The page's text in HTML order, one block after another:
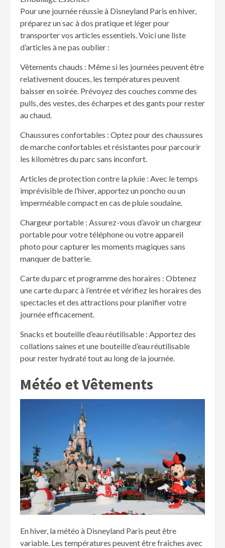
Pour une journée réussie à Disneyland Paris en hiver,
préparez un sac à dos pratique et léger pour
transporter vos articles essentiels. Voici une liste
d’articles à ne pas oublier :
Vêtements chauds : Même si les journées peuvent être
relativement douces, les températures peuvent
baisser en soirée. Prévoyez des couches comme des
pulls, des vestes, des écharpes et des gants pour rester
au chaud.
Chaussures confortables : Optez pour des chaussures
de marche confortables et résistantes pour parcourir
les kilomètres du parc sans inconfort.
Articles de protection contre la pluie : Avec le temps
imprévisible de l’hiver, apportez un poncho ou un
imperméable compact en cas de pluie soudaine.
Chargeur portable : Assurez-vous d’avoir un chargeur
portable pour votre téléphone ou votre appareil
photo pour capturer les moments magiques sans
manquer de batterie.
Carte du parc et programme des horaires : Obtenez
une carte du parc à l’entrée et vérifiez les horaires des
spectacles et des attractions pour planifier votre
journée efficacement.
Snacks et bouteille d’eau réutilisable : Apportez des
collations saines et une bouteille d’eau réutilisable
pour rester hydraté tout au long de la journée.
Météo et Vêtements
En hiver, la météo à Disneyland Paris peut être
variable. Les températures peuvent être fraîches avec